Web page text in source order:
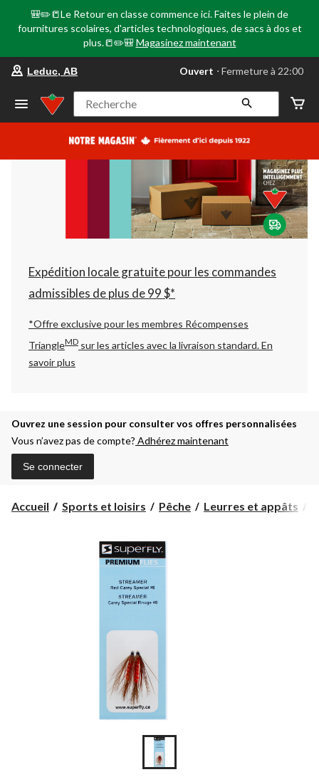
🎒✏️📒Le Retour en classe commence ici. Faites le plein de
fournitures scolaires, d'articles technologiques, de sacs à dos et
plus.📒✏️🎒 Magasinez maintenant
votre
préféré
Leduc,
AB,
courament
Fermeture
à
22:00
cliquer
pour
changer
Leduc, AB Ouvert ⋅ Fermeture à 22:00
Recherche
Expédition locale gratuite pour les commandes
admissibles de plus de 99 $*
*Offre exclusive pour les membres Récompenses
TriangleMD sur les articles avec la livraison standard.En
savoir plus
Ouvrez une session pour consulter vos offres personnalisées
Vous n’avez pas de compte? Adhérez maintenant
Se connecter
Accueil Sports et loisirs Pêche Leurres et appâts